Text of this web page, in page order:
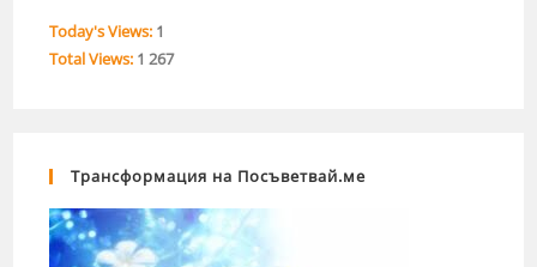
Today's Views: 1
Total Views: 1 267
Трансформация на Посъветвай.ме